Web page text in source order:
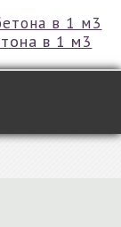
в 1 м3